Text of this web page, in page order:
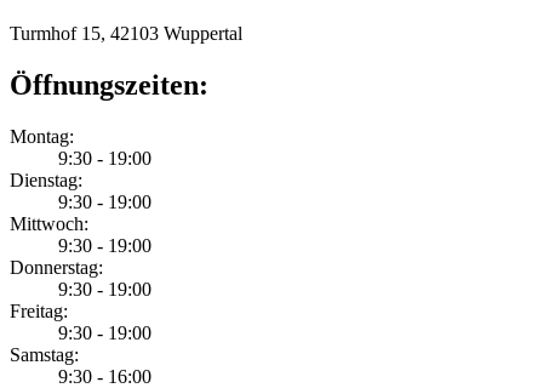
Turmhof 15, 42103 Wuppertal
Öffnungszeiten:
Montag:
9:30 - 19:00
Dienstag:
9:30 - 19:00
Mittwoch:
9:30 - 19:00
Donnerstag:
9:30 - 19:00
Freitag:
9:30 - 19:00
Samstag:
9:30 - 16:00